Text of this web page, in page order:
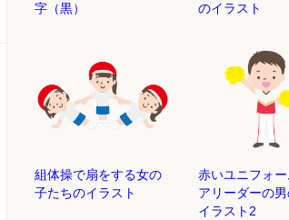
字（黒）
のイラスト
組体操で扇をする女の
子たちのイラスト
赤いユニフォ
アリーダーの
イラスト2